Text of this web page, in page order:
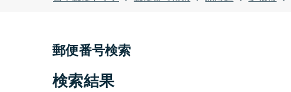
郵便番号検索
検索結果